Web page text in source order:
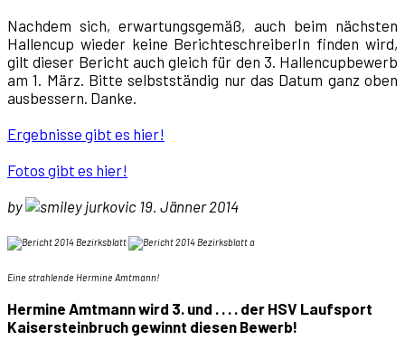
Nachdem sich, erwartungsgemäß, auch beim nächsten
Hallencup wieder keine BerichteschreiberIn finden wird,
gilt dieser Bericht auch gleich für den 3. Hallencupbewerb
am 1. März. Bitte selbstständig nur das Datum ganz oben
ausbessern. Danke.
Ergebnisse gibt es hier!
Fotos gibt es hier!
by
jurkovic 19. Jänner 2014
Eine strahlende Hermine Amtmann!
Hermine Amtmann wird 3. und . . . . der HSV Laufsport
Kaisersteinbruch gewinnt diesen Bewerb!